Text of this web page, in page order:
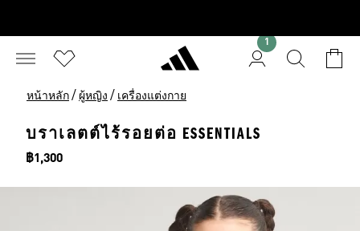
หน้าหลัก / ผู้หญิง / เครื่องแต่งกาย
บราเลตต์ไร้รอยต่อ ESSENTIALS
ราคา
฿1,300